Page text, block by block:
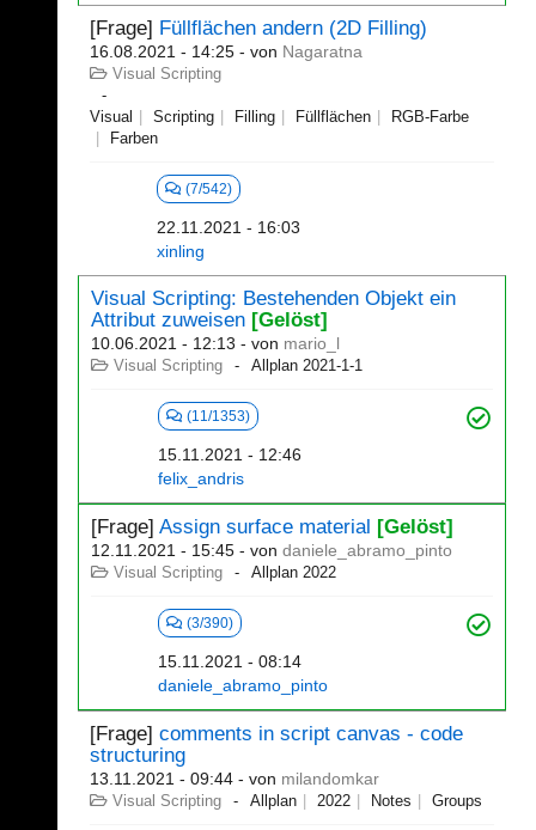
[Frage] Füllflächen andern (2D Filling)
16.08.2021 - 14:25 - von Nagaratna
Visual Scripting
Visual Scripting Filling Füllflächen
RGB-Farbe
Farben
(7/542)
22.11.2021 - 16:03
xinling
Visual Scripting: Bestehenden Objekt ein
Attribut zuweisen [Gelöst]
10.06.2021 - 12:13 - von mario_l
Visual Scripting Allplan 2021-1-1
(11/1353)
15.11.2021 - 12:46
felix_andris
[Frage] Assign surface material [Gelöst]
12.11.2021 - 15:45 - von daniele_abramo_pinto
Visual Scripting Allplan 2022
(3/390)
15.11.2021 - 08:14
daniele_abramo_pinto
[Frage] comments in script canvas - code
structuring
13.11.2021 - 09:44 - von milandomkar
Visual Scripting Allplan 2022 Notes Groups